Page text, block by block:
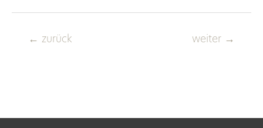
← zurück weiter →